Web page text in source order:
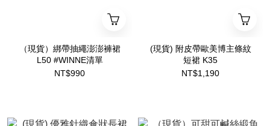
（現貨）綁帶抽繩澎澎褲裙
L50 #WINNE清單
NT$990
(現貨) 附皮帶歐美博主條紋
短裙 K35
NT$1,190